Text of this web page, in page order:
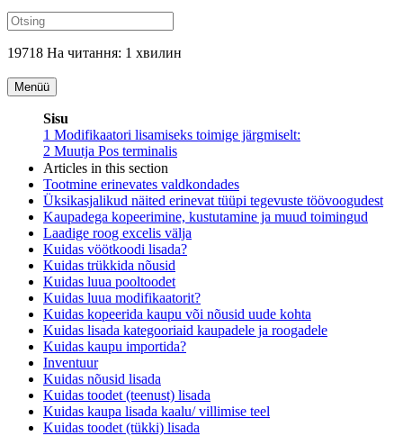
19718 На читання: 1 хвилин
Menüü
Sisu
1 Modifikaatori lisamiseks toimige järgmiselt:
2 Muutja Pos terminalis
Articles in this section
Tootmine erinevates valdkondades
Üksikasjalikud näited erinevat tüüpi tegevuste töövoogudest
Kaupadega kopeerimine, kustutamine ja muud toimingud
Laadige roog excelis välja
Kuidas vöötkoodi lisada?
Kuidas trükkida nõusid
Kuidas luua pooltoodet
Kuidas luua modifikaatorit?
Kuidas kopeerida kaupu või nõusid uude kohta
Kuidas lisada kategooriaid kaupadele ja roogadele
Kuidas kaupu importida?
Inventuur
Kuidas nõusid lisada
Kuidas toodet (teenust) lisada
Kuidas kaupa lisada kaalu/ villimise teel
Kuidas toodet (tükki) lisada